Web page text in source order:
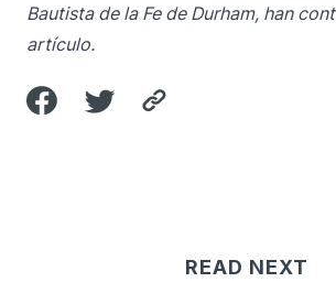
Bautista de la Fe de Durham, han
artículo.
READ NEXT